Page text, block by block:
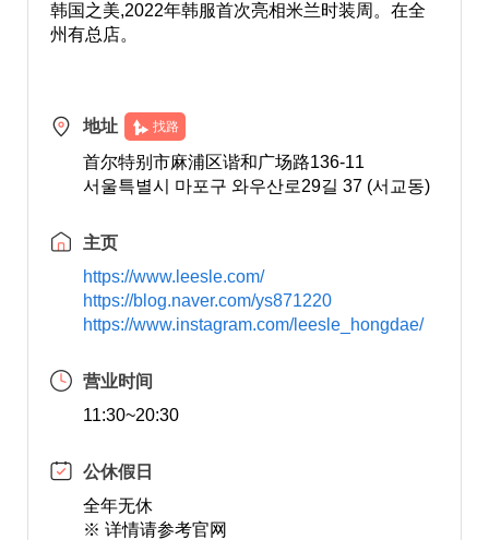
韩国之美,2022年韩服首次亮相米兰时装周。在全
州有总店。
地址 找路
首尔特别市麻浦区谐和广场路136-11
서울특별시 마포구 와우산로29길 37 (서교동)
主页
https://www.leesle.com/
https://blog.naver.com/ys871220
https://www.instagram.com/leesle_hongdae/
营业时间
11:30~20:30
公休假日
全年无休
※ 详情请参考官网